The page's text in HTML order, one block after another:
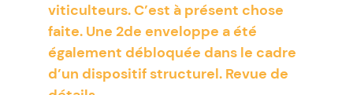
viticulteurs. C’est à présent chose
faite. Une 2de enveloppe a été
également débloquée dans le cadre
d’un dispositif structurel. Revue de